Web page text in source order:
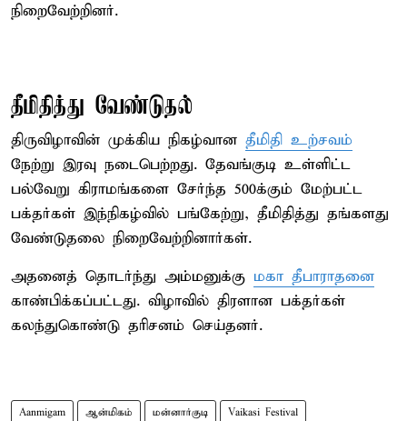
நிறைவேற்றினர்.
தீமிதித்து வேண்டுதல்
திருவிழாவின் முக்கிய நிகழ்வான தீமிதி உற்சவம்
நேற்று இரவு நடைபெற்றது. தேவங்குடி உள்ளிட்ட
பல்வேறு கிராமங்களை சேர்ந்த 500க்கும் மேற்பட்ட
பக்தர்கள் இந்நிகழ்வில் பங்கேற்று, தீமிதித்து தங்களது
வேண்டுதலை நிறைவேற்றினார்கள்.
அதனைத் தொடர்ந்து அம்மனுக்கு மகா தீபாராதனை
காண்பிக்கப்பட்டது. விழாவில் திரளான பக்தர்கள்
கலந்துகொண்டு தரிசனம் செய்தனர்.
Aanmigam ஆன்மிகம் மன்னார்குடி Vaikasi Festival